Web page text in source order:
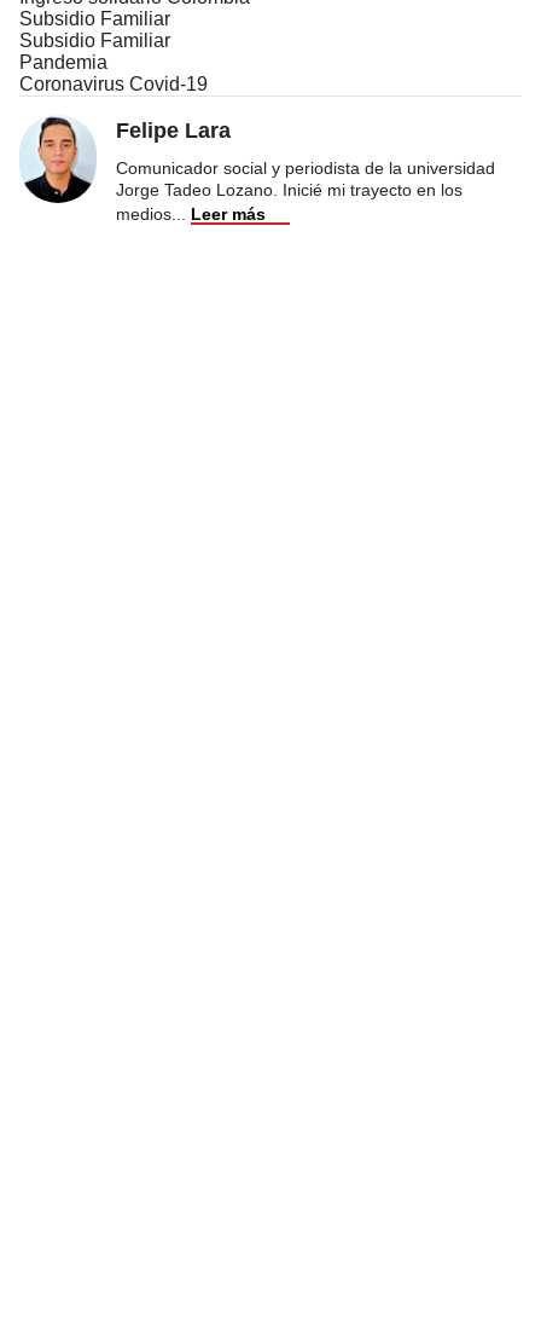
Subsidio Familiar
Subsidio Familiar
Pandemia
Coronavirus Covid-19
Felipe Lara
Comunicador social y periodista de la universidad
Jorge Tadeo Lozano. Inicié mi trayecto en los
medios
Leer más